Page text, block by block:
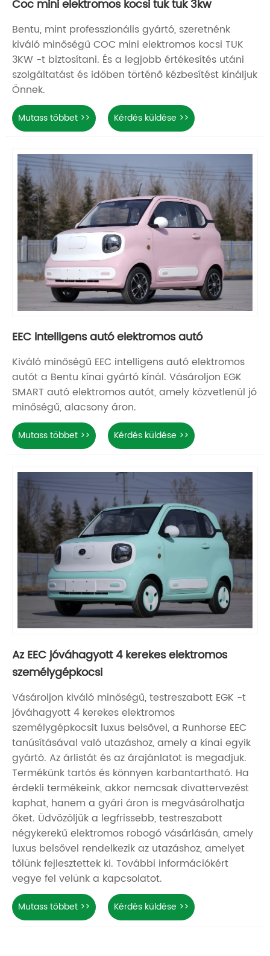
Coc mini elektromos kocsi tuk tuk 3kw
Bentu, mint professzionális gyártó, szeretnénk
kiváló minőségű COC mini elektromos kocsi TUK
3KW -t biztosítani. És a legjobb értékesítés utáni
szolgáltatást és időben történő kézbesítést kínáljuk
Önnek.
Mutass többet >> Kérdés küldése >>
EEC intelligens autó elektromos autó
Kiváló minőségű EEC intelligens autó elektromos
autót a Bentu kínai gyártó kínál. Vásároljon EGK
SMART autó elektromos autót, amely közvetlenül jó
minőségű, alacsony áron.
Mutass többet >> Kérdés küldése >>
Az EEC jóváhagyott 4 kerekes elektromos
személygépkocsi
Vásároljon kiváló minőségű, testreszabott EGK -t
jóváhagyott 4 kerekes elektromos
személygépkocsit luxus belsővel, a Runhorse EEC
tanúsításával való utazáshoz, amely a kínai egyik
gyártó. Az árlistát és az árajánlatot is megadjuk.
Termékünk tartós és könnyen karbantartható. Ha
érdekli termékeink, akkor nemcsak divattervezést
kaphat, hanem a gyári áron is megvásárolhatja
őket. Üdvözöljük a legfrissebb, testreszabott
négykerekű elektromos robogó vásárlásán, amely
luxus belsővel rendelkezik az utazáshoz, amelyet
tőlünk fejlesztettek ki. További információkért
vegye fel velünk a kapcsolatot.
Mutass többet >> Kérdés küldése >>